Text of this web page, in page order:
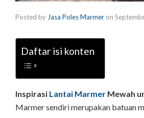
Posted by Jasa Poles Marmer on
Daftar isi konten
Inspirasi Lantai Marmer Mewah
Marmer sendiri merupakan batuan